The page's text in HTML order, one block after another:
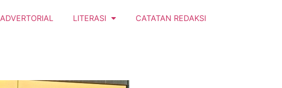
ADVERTORIAL LITERASI CATATAN REDAKSI